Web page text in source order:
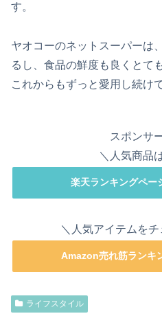
す。
ヤオコーのネットスーパーは
るし、食品の鮮度も良くとて
これからもずっと愛用し続け
スポンサ
＼人気商品
楽天ランキングペー
＼人気アイテムを
Amazon売れ筋ランキ
ライフスタイル